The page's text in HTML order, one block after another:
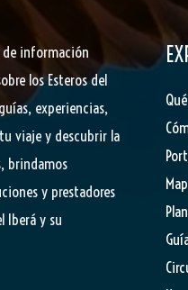
información
los Esteros del
experiencias,
viaje y descubrir la
brindamos
y prestadores
Iberá y su